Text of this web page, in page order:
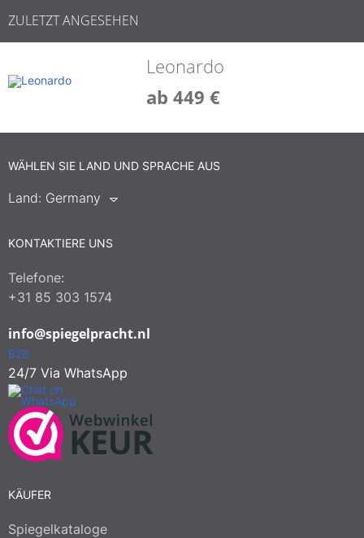
ZULETZT ANGESEHEN
Leonardo
ab 449 €
WÄHLEN SIE LAND UND SPRACHE AUS
Land: Germany
KONTAKTIERE UNS
Telefone:
+31 85 303 1574
info@spiegelpracht.nl
B2B
24/7 Via WhatsApp
KÄUFER
Spiegelkataloge